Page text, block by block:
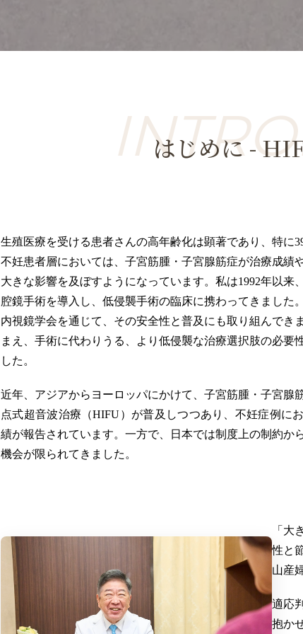
はじめに-
生殖医療を受ける患者さんの高年齢化は顕著であり、特に
不妊患者層においては、子宮筋腫・子宮腺筋症が治療成績
大きな影響を及ぼすようになっています。私は1992年以来
腔鏡手術を導入し、低侵襲手術の臨床に携わってきました
内視鏡学会を通じて、その安全性と普及にも取り組んでき
まえ、手術に代わりうる、より低侵襲な治療選択肢の必要
した。
近年、アジアからヨーロッパにかけて、子宮筋腫・子宮腺
点式超音波治療（HIFU）が普及しつつあり、不妊症例に
績が報告されています。一方で、日本では制度上の制約か
機会が限られてきました。
「大
性と
山産
適応
抱か